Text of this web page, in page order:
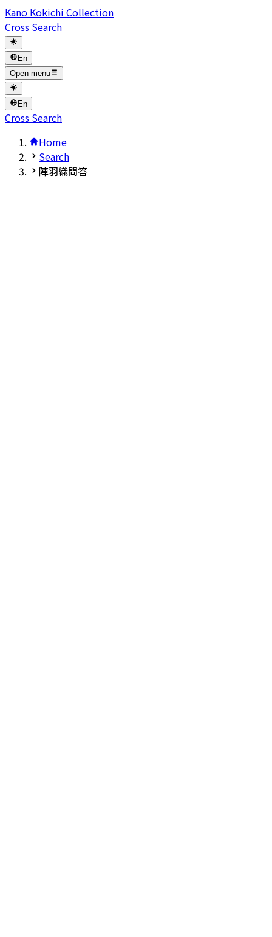
Kano Kokichi Collection
Cross Search
En
Open menu
En
Cross Search
Home
Search
陣羽織問答